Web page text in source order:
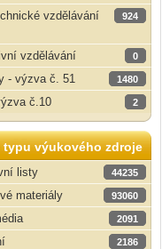
vzdělávání
924
vzdělávání 0
- výzva č. 51 1480
č.10 2
typu výukového zdroje
listy
44235
materiály 93060
2091
2186